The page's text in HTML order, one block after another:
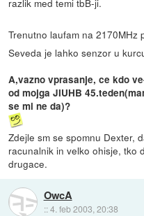
Trenutno laufam na 2170MHz
Seveda je lahko senzor u
A,vazno vprasanje, ce kdo
od mojga JIUHB
se mi ne da)?
Zdejle sm se spomnu Dexter,
racunalnik in velko ohisje, tko
drugace.
OwcA
::4. feb 2003, 20:38